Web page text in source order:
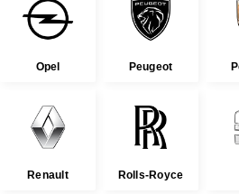
Opel Peugeot
Renault Rolls-Royce